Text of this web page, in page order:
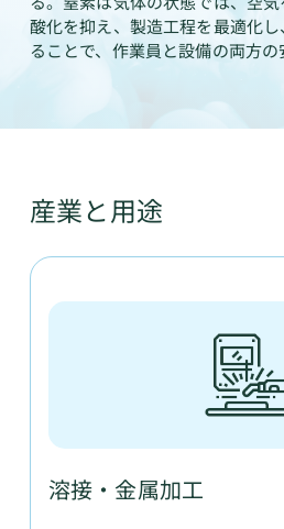
酸化を抑え、製造工程を最適化
ることで、作業員と設備の両方の
産業と用途
溶接・金属加工